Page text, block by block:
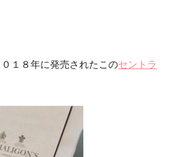
１８年に発売されたこのセントラ